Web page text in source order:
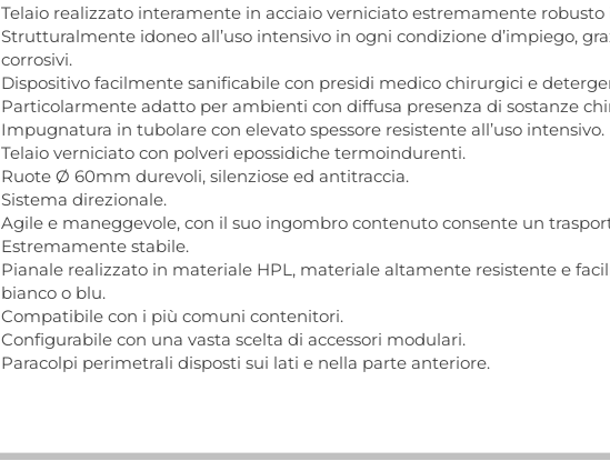
Telaio realizzato interamente in acciaio verniciato estremamente
Strutturalmente idoneo all’uso intensivo in ogni condizione d’impiego,
corrosivi.
Dispositivo facilmente sanificabile con presidi medico chirurgici e
Particolarmente adatto per ambienti con diffusa presenza di sostanze
Impugnatura in tubolare con elevato spessore resistente all’uso intensivo.
Telaio verniciato con polveri epossidiche termoindurenti.
Ruote Ø 60mm durevoli, silenziose ed antitraccia.
Sistema direzionale.
Agile e maneggevole, con il suo ingombro contenuto consente un
Estremamente stabile.
Pianale realizzato in materiale HPL, materiale altamente resistente e
bianco o blu.
Compatibile con i più comuni contenitori.
Configurabile con una vasta scelta di accessori modulari.
Paracolpi perimetrali disposti sui lati e nella parte anteriore.